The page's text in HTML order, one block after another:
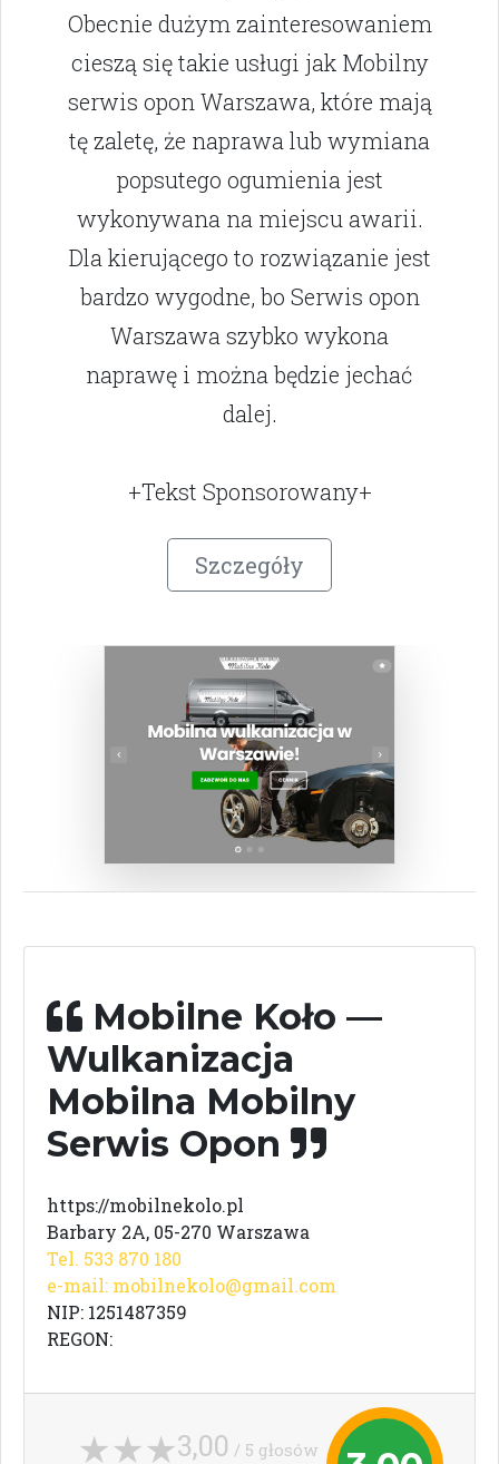
Obecnie dużym zainteresowaniem
cieszą się takie usługi jak Mobilny
serwis opon Warszawa, które mają
tę zaletę, że naprawa lub wymiana
popsutego ogumienia jest
wykonywana na miejscu awarii.
Dla kierującego to rozwiązanie jest
bardzo wygodne, bo Serwis opon
Warszawa szybko wykona
naprawę i można będzie jechać
dalej.
+Tekst Sponsorowany+
Szczegóły
Mobilne Koło —
Wulkanizacja
Mobilna Mobilny
Serwis Opon
https://mobilnekolo.pl
Barbary 2A, 05-270 Warszawa
Tel. 533 870 180
e-mail: mobilnekolo@gmail.com
NIP: 1251487359
REGON:
3,00 / 5 głosów